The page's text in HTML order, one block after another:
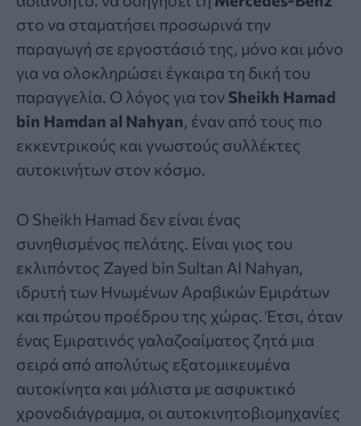
στο να σταματήσει προσωρινά την
παραγωγή σε εργοστάσιό της, μόνο και μόνο
για να ολοκληρώσει έγκαιρα τη δική του
παραγγελία. Ο λόγος για τον Sheikh Hamad
bin Hamdan al Nahyan, έναν από τους πιο
εκκεντρικούς και γνωστούς συλλέκτες
αυτοκινήτων στον κόσμο.
Ο Sheikh Hamad δεν είναι ένας
συνηθισμένος πελάτης. Είναι γιος του
εκλιπόντος Zayed bin Sultan Al Nahyan,
ιδρυτή των Ηνωμένων Αραβικών Εμιράτων
και πρώτου προέδρου της χώρας. Έτσι, όταν
ένας Εμιρατινός γαλαζοαίματος ζητά μια
σειρά από απολύτως εξατομικευμένα
αυτοκίνητα και μάλιστα με ασφυκτικό
χρονοδιάγραμμα, οι αυτοκινητοβιομηχανίες